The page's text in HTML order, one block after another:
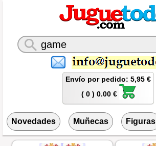
Envío por pedido: 5,95 €
( 0 ) 0.00 €
Novedades Muñecas Figuras